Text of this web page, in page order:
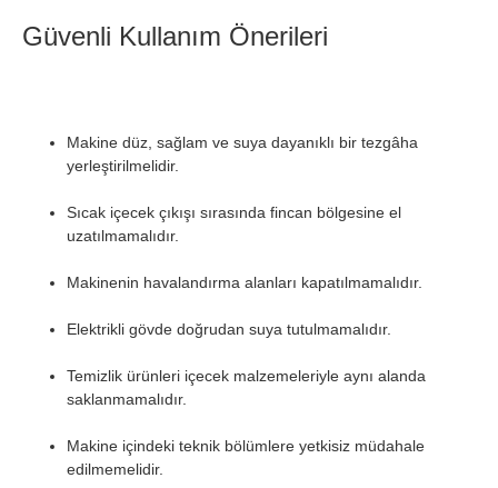
Güvenli Kullanım Önerileri
Makine düz, sağlam ve suya dayanıklı bir tezgâha
yerleştirilmelidir.
Sıcak içecek çıkışı sırasında fincan bölgesine el
uzatılmamalıdır.
Makinenin havalandırma alanları kapatılmamalıdır.
Elektrikli gövde doğrudan suya tutulmamalıdır.
Temizlik ürünleri içecek malzemeleriyle aynı alanda
saklanmamalıdır.
Makine içindeki teknik bölümlere yetkisiz müdahale
edilmemelidir.